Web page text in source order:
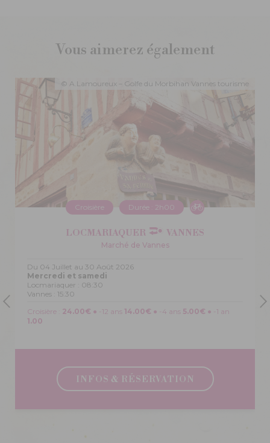
Vous aimerez également
© A.Lamoureux – Golfe du Morbihan Vannes tourisme
Croisière Durée : 2h00
LOCMARIAQUER VANNES
Marché de Vannes
Du 04 Juillet au 30 Août 2026
Mercredi et samedi
Locmariaquer : 08:30
Vannes : 15:30
Croisière : 24.00€ ● -12 ans 14.00€ ● -4 ans 5.00€ ● -1 an
1.00
INFOS & RÉSERVATION